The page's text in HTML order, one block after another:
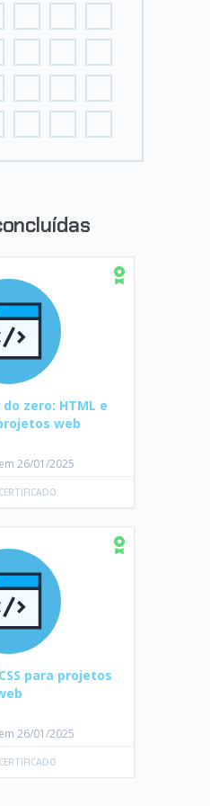
zero: HTML e
web
26/01/2025
para projetos
26/01/2025